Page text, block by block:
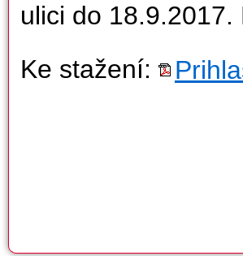
ulici do 18.9.2017.
Ke stažení: